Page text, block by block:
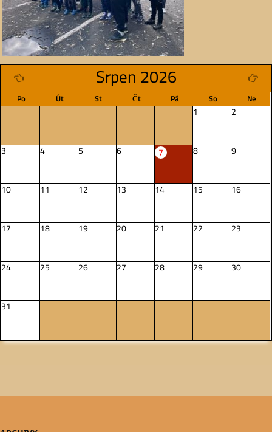
Srpen 2026
Po Út St Čt Pá So Ne
1 2
3 4 5 6 7 8 9
10 11 12 13 14 15 16
17 18 19 20 21 22 23
24 25 26 27 28 29 30
31